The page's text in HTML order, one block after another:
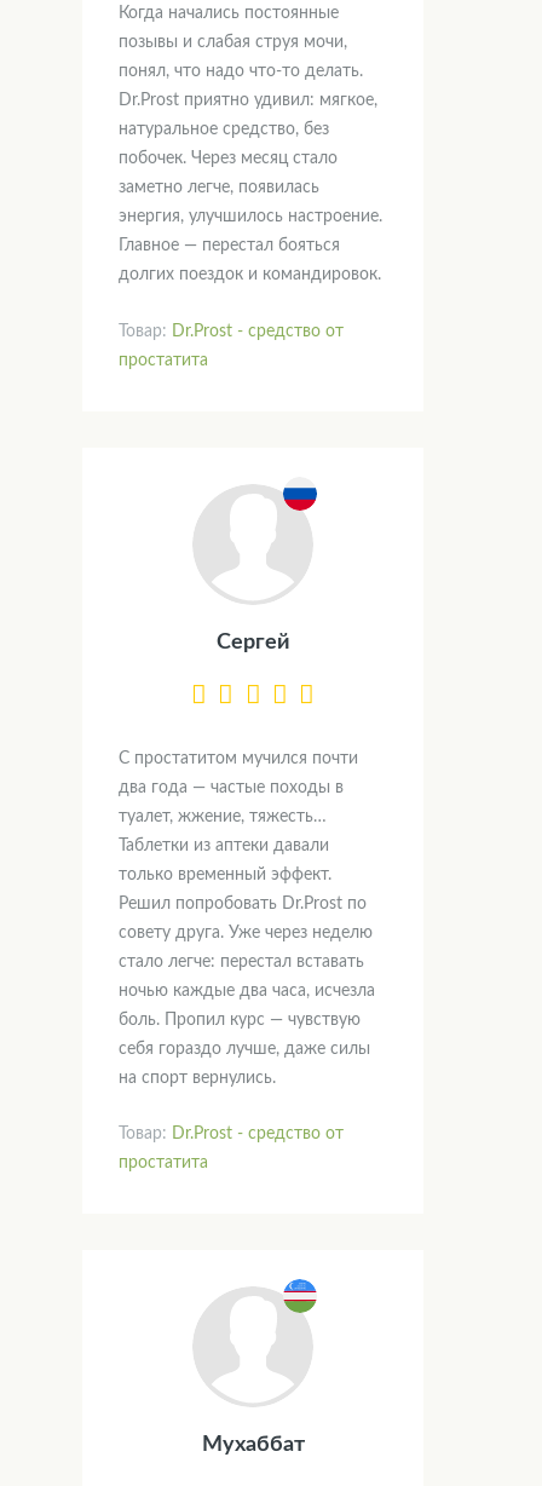
Когда начались постоянные
позывы и слабая струя мочи,
понял, что надо что-то делать.
Dr.Prost приятно удивил: мягкое,
натуральное средство, без
побочек. Через месяц стало
заметно легче, появилась
энергия, улучшилось настроение.
Главное — перестал бояться
долгих поездок и командировок.
Товар:
Dr.Prost - средство от
простатита
Сергей
С простатитом мучился почти
два года — частые походы в
туалет, жжение, тяжесть…
Таблетки из аптеки давали
только временный эффект.
Решил попробовать Dr.Prost по
совету друга. Уже через неделю
стало легче: перестал вставать
ночью каждые два часа, исчезла
боль. Пропил курс — чувствую
себя гораздо лучше, даже силы
на спорт вернулись.
Товар: Dr.Prost - средство от
простатита
Мухаббат